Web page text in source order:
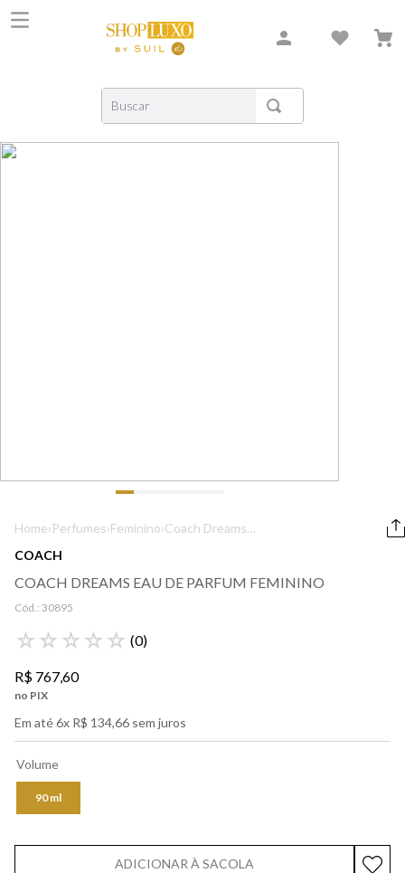
Buscar
Home›Perfumes›Feminino›Coach Dreams
COACH
COACH DREAMS EAU DE PARFUM FEMININO
Cód.: 30895
☆ ☆ ☆ ☆ ☆ (0)
R$ 767,60
no PIX
Em até6x R$ 134,66 sem juros
Volume
90 ml
ADICIONAR À SACOLA